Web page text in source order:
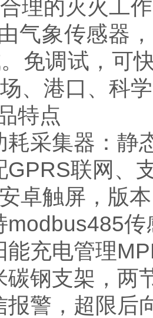
理的灭火工
气象传感器
免调试，可
、港口、科
特点
耗采集器：静
GPRS联网、
卓触屏，版
modbus485传
能充电管理
碳钢支架，两
报警，超限后